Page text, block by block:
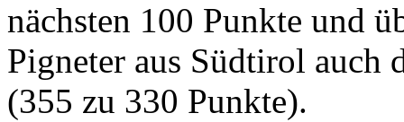
nächsten 100 Punkte und
Pigneter aus Südtirol auch
(355 zu 330 Punkte).